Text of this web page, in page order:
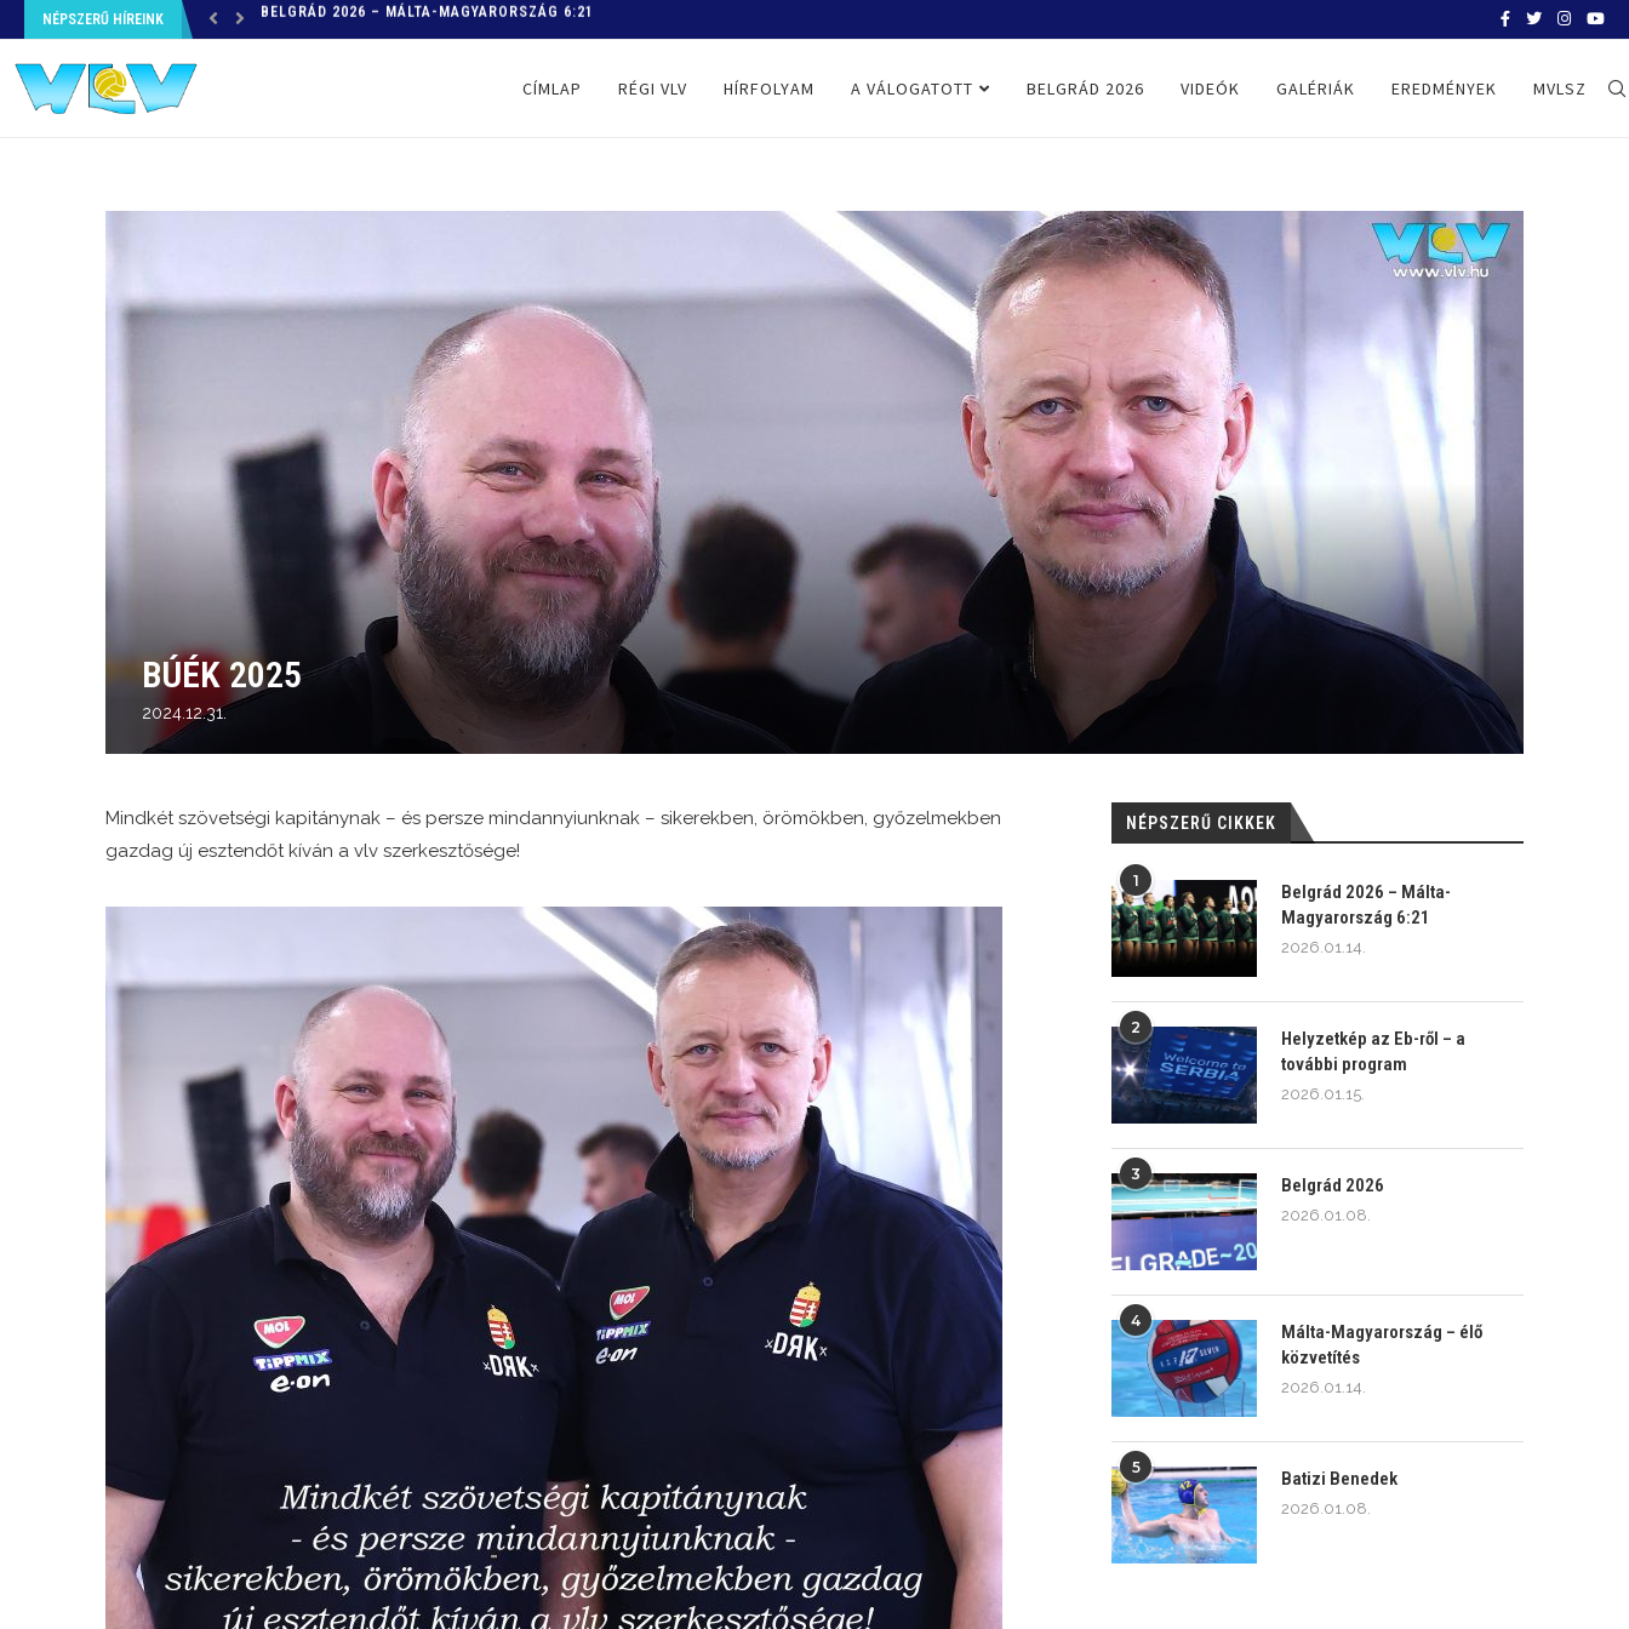
NÉPSZERŰ HÍREINK HELYZETKÉP AZ EB-RŐL – A TOVÁBBI PROGRAM
CÍMLAP RÉGI VLV HÍRFOLYAM A VÁLOGATOTT BELGRÁD 2026 VIDEÓK GALÉRIÁK EREDMÉNYEK MVLSZ
BÚÉK 2025
2024.12.31.
Mindkét szövetségi kapitánynak – és persze mindannyiunknak – sikerekben, örömökben, győzelmekben
gazdag új esztendőt kíván a vlv szerkesztősége!
NÉPSZERŰ CIKKEK
1
Belgrád 2026 – Málta-
Magyarország 6:21
2026.01.14.
2
Helyzetkép az Eb-ről – a
további program
2026.01.15.
3
Belgrád 2026
2026.01.08.
4
Málta-Magyarország – élő
közvetítés
2026.01.14.
5
Batizi Benedek
2026.01.08.